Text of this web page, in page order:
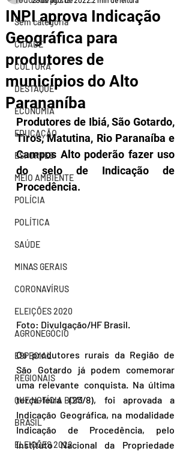
Sem categoria
CIDADE
CULTURA
DESTAQUE
ECONOMIA
EDUCAÇÃO
ESPORTES
MEIO AMBIENTE
POLÍCIA
POLÍTICA
SAÚDE
MINAS GERAIS
CORONAVÍRUS
ELEIÇÕES 2020
AGRONEGÓCIO
ESPECIAL
REGIONAIS
QUE NOTÍCIA BOA!
BRASIL
ELEIÇÕES 2022
INPI aprova Indicação
Geográfica para
produtores de
municípios do Alto
Parananíba
Produtores de Ibiá, São Gotardo,
Tiros, Matutina, Rio Paranaíba e
Campos Alto poderão fazer uso
do selo de Indicação de
Procedência.
Foto: Divulgação/HF Brasil.
Os produtores rurais da Região de
São Gotardo já podem comemorar
uma relevante conquista. Na última
terça-feira (23/8), foi aprovada a
Indicação Geográfica, na modalidade
Indicação de Procedência, pelo
Instituto Nacional da Propriedade